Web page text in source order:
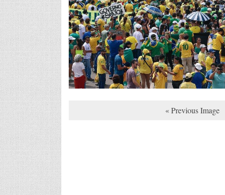
« Previous Image